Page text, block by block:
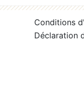
Conditions
Déclaration